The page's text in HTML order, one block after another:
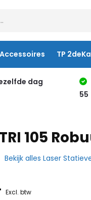
Accessoires TP
dag
55
105
Bekijk alles Laser
Excl. btw